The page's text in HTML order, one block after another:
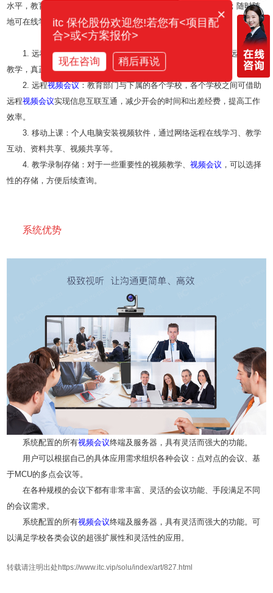
水平，教育均衡化发展；名师共享，名师公开课，直播互动教学；随时随
地可在线学习精品/微课堂，实现学习空间人人通。
1. 远程教学：各个班级、学校通过远程视频会议
系统，实现远程互动
教学，真正实现“班班通”“校校通”。
2. 远程视频会议：教育部门与下属的各个学校，各个学校之间可借助
远程视频会议实现信息互联互通，减少开会的时间和出差经费，提高工作
效率。
3. 移动上课：个人电脑安装视频软件，通过网络远程在线学习、教学
互动、资料共享、视频共享等。
4. 教学录制存储：对于一些重要性的视频教学、 视频会议 ，可以选择
性的存储，方便后续查询。
系统优势
系统配置的所有视频会议终端及服务器，具有灵活而强大的功能。
用户可以根据自己的具体应用需求组织各种会议：点对点的会议、基
于MCU的多点会议等。
在各种规模的会议下都有非常丰富、灵活的会议功能、手段满足不同
的会议需求。
系统配置的所有视频会议终端及服务器，具有灵活而强大的功能。可
以满足学校各类会议的超强扩展性和灵活性的应用。
转载请注明出处https://www.itc.vip/solu/index/art/827.html
×
itc 保伦股份欢迎您!若您有<项目配
合>或<方案报价>
现在咨询 稍后再说